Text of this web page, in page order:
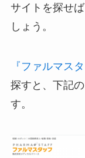
サイトを探せ
しょう。
『ファルマスタ
探すと、下記
す。